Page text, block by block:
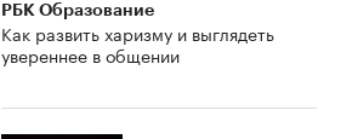
РБК Образование
Как развить харизму и выглядеть
увереннее в общении